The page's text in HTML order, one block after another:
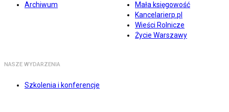
Archiwum
Mała księgowość
Kancelarierp.pl
Wieści Rolnicze
Życie Warszawy
NASZE WYDARZENIA
Szkolenia i konferencje